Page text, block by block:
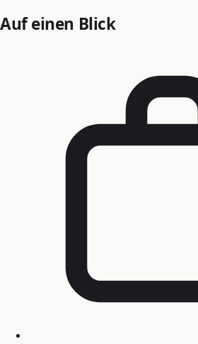
Auf einen Blick